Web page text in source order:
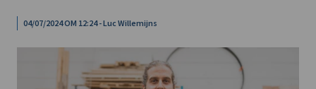
04/07/2024 OM 12:24 - Luc Willemijns